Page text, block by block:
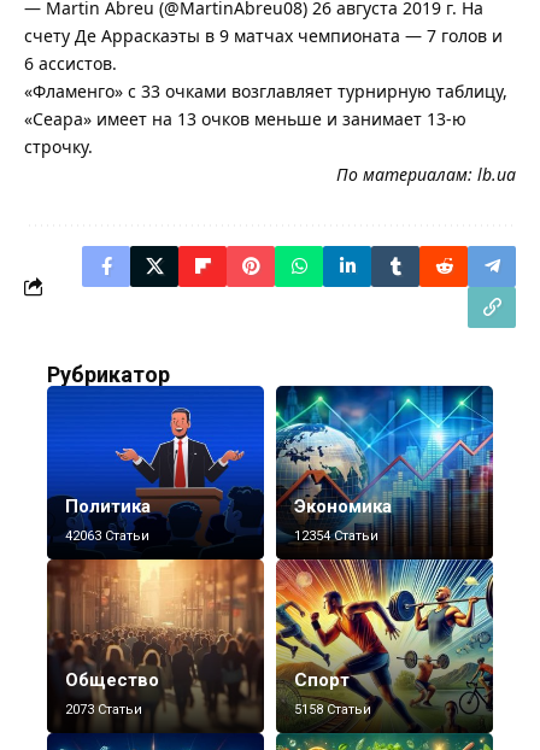
— Martin Abreu (@MartinAbreu08) 26 августа 2019 г. На
счету Де Арраскаэты в 9 матчах чемпионата — 7 голов и
6 ассистов.
«Фламенго» с 33 очками возглавляет турнирную таблицу,
«Сеара» имеет на 13 очков меньше и занимает 13-ю
строчку.
По материалам: lb.ua
Рубрикатор
Политика
42063 Статьи
Экономика
12354 Статьи
Общество
2073 Статьи
Спорт
5158 Статьи